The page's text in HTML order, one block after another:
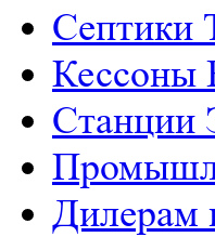
Септики
Кессоны
Станции
Дилерам